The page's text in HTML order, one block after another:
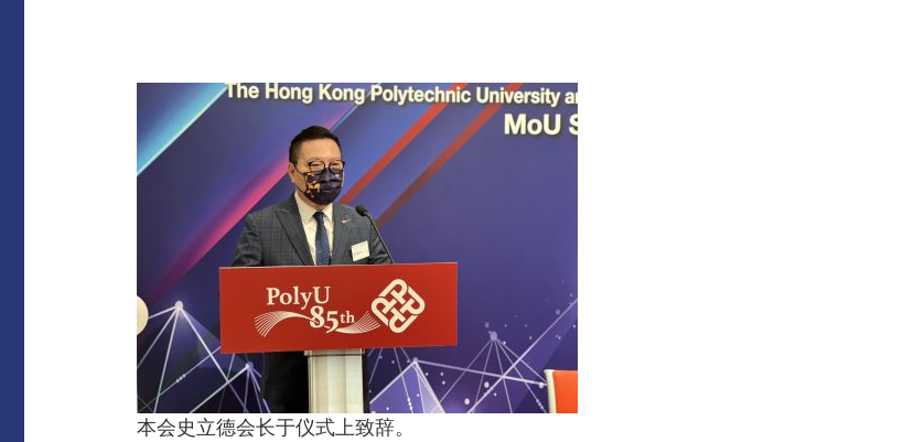
本会史立德会长于仪式上致辞。